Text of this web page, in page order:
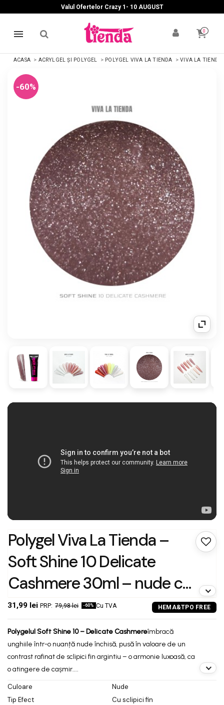
Valul Ofertelor Crazy 1- 10 AUGUST
0
ACASA ACRYLGEL ȘI POLYGEL POLYGEL VIVA LA TIENDA VIVA LA TIENDA
-60%
Polygel Viva La Tienda –
Soft Shine 10 Delicate
Cashmere 30ml – nude cu
sclipici fin argintiu, nu se
lipește de pensulă, se
pilește ușor, pentru
extensii și construcție cu
aspect discret
31,99 lei 79,98 lei -60% Cu TVA
PolygelulSoft Shine 10 – Delicate Cashmereîmbracă
unghiile într-o nuanță nude închisă, pusă în valoare de un
contrast rafinat de sclipici fin argintiu – o armonie luxoasă, ca
o atingere de cașmir....
Culoare
Nude
Tip Efect
Cu sclipici fin